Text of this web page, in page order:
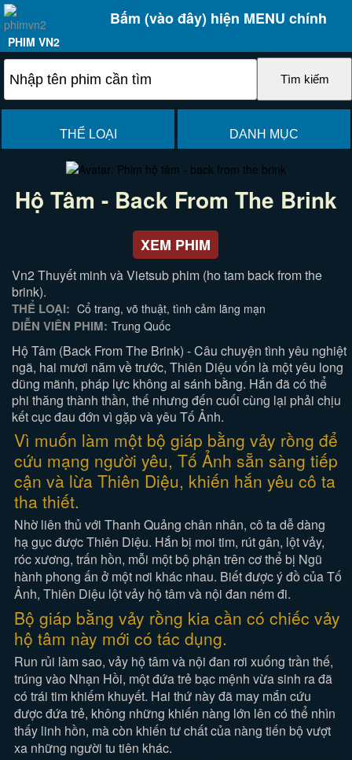
Bấm (vào đây) hiện MENU chính
PHIM VN2
THỂ LOẠI DANH MỤC
Hộ Tâm - Back From The Brink
XEM PHIM
Vn2 Thuyết minh và Vietsub phim (ho tam back from the
brink).
THỂ LOẠI: Cổ trang, võ thuật, tình cảm lãng mạn
DIỄN VIÊN PHIM: Trung Quốc
Hộ Tâm (Back From The Brink) - Câu chuyện tình yêu nghiệt
ngã, hai mươi năm về trước, Thiên Diệu vốn là một yêu long
dũng mãnh, pháp lực không ai sánh bằng. Hắn đã có thể
phi thăng thành thần, thế nhưng đến cuối cùng lại phải chịu
kết cục đau đớn vì gặp và yêu Tố Ảnh.
Vì muốn làm một bộ giáp bằng vảy rồng để
cứu mạng người yêu, Tố Ảnh sẵn sàng tiếp
cận và lừa Thiên Diệu, khiến hắn yêu cô ta
tha thiết.
Nhờ liên thủ với Thanh Quảng chân nhân, cô ta dễ dàng
hạ gục được Thiên Diệu. Hắn bị moi tim, rút gân, lột vảy,
róc xương, trấn hồn, mỗi một bộ phận trên cơ thể bị Ngũ
hành phong ấn ở một nơi khác nhau. Biết được ý đồ của Tố
Ảnh, Thiên Diệu lột vảy hộ tâm và nội đan ném đi.
Bộ giáp bằng vảy rồng kia cần có chiếc vảy
hộ tâm này mới có tác dụng.
Run rủi làm sao, vảy hộ tâm và nội đan rơi xuống trần thế,
trúng vào Nhạn Hồi, một đứa trẻ bạc mệnh vừa sinh ra đã
có trái tim khiếm khuyết. Hai thứ này đã may mắn cứu
được đứa trẻ, không những khiến nàng lớn lên có thể nhìn
thấy linh hồn, mà còn khiến tư chất của nàng tiến bộ vượt
xa những người tu tiên khác.